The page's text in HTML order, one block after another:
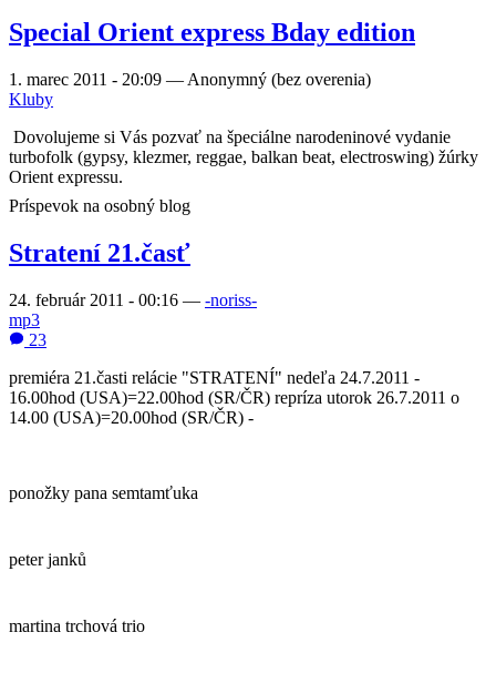
Special Orient express Bday edition
1. marec 2011 - 20:09 — Anonymný (bez overenia)
Kluby
Dovolujeme si Vás pozvať na špeciálne narodeninové vydanie
turbofolk (gypsy, klezmer, reggae, balkan beat, electroswing) žúrky
Orient expressu.
Príspevok na osobný blog
Stratení 21.časť
24. február 2011 - 00:16 — -noriss-
mp3
23
premiéra 21.časti relácie "STRATENÍ" nedeľa 24.7.2011 -
16.00hod (USA)=22.00hod (SR/ČR) repríza utorok 26.7.2011 o
14.00 (USA)=20.00hod (SR/ČR) -
ponožky pana semtamťuka
peter janků
martina trchová trio